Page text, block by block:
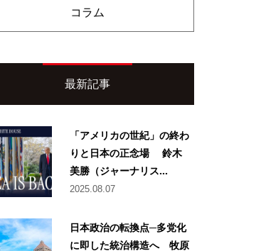
コラム
最新記事
「アメリカの世紀」の終わ
りと日本の正念場 鈴木
美勝（ジャーナリス...
2025.08.07
日本政治の転換点─多党化
に即した統治構造へ 牧原